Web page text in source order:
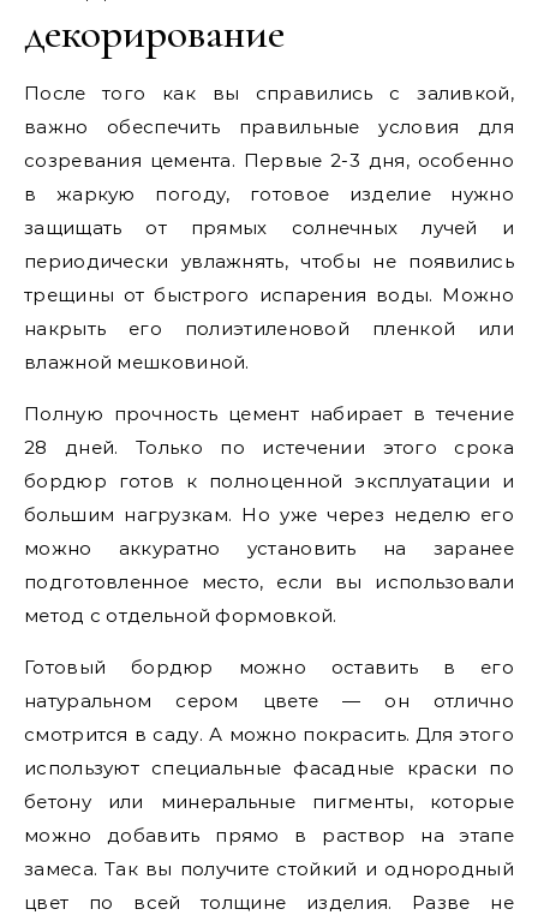
декорирование
После того как вы справились с заливкой,
важно обеспечить правильные условия для
созревания цемента. Первые 2-3 дня, особенно
в жаркую погоду, готовое изделие нужно
защищать от прямых солнечных лучей и
периодически увлажнять, чтобы не появились
трещины от быстрого испарения воды. Можно
накрыть его полиэтиленовой пленкой или
влажной мешковиной.
Полную прочность цемент набирает в течение
28 дней. Только по истечении этого срока
бордюр готов к полноценной эксплуатации и
большим нагрузкам. Но уже через неделю его
можно аккуратно установить на заранее
подготовленное место, если вы использовали
метод с отдельной формовкой.
Готовый бордюр можно оставить в его
натуральном сером цвете — он отлично
смотрится в саду. А можно покрасить. Для этого
используют специальные фасадные краски по
бетону или минеральные пигменты, которые
можно добавить прямо в раствор на этапе
замеса. Так вы получите стойкий и однородный
цвет по всей толщине изделия. Разве не